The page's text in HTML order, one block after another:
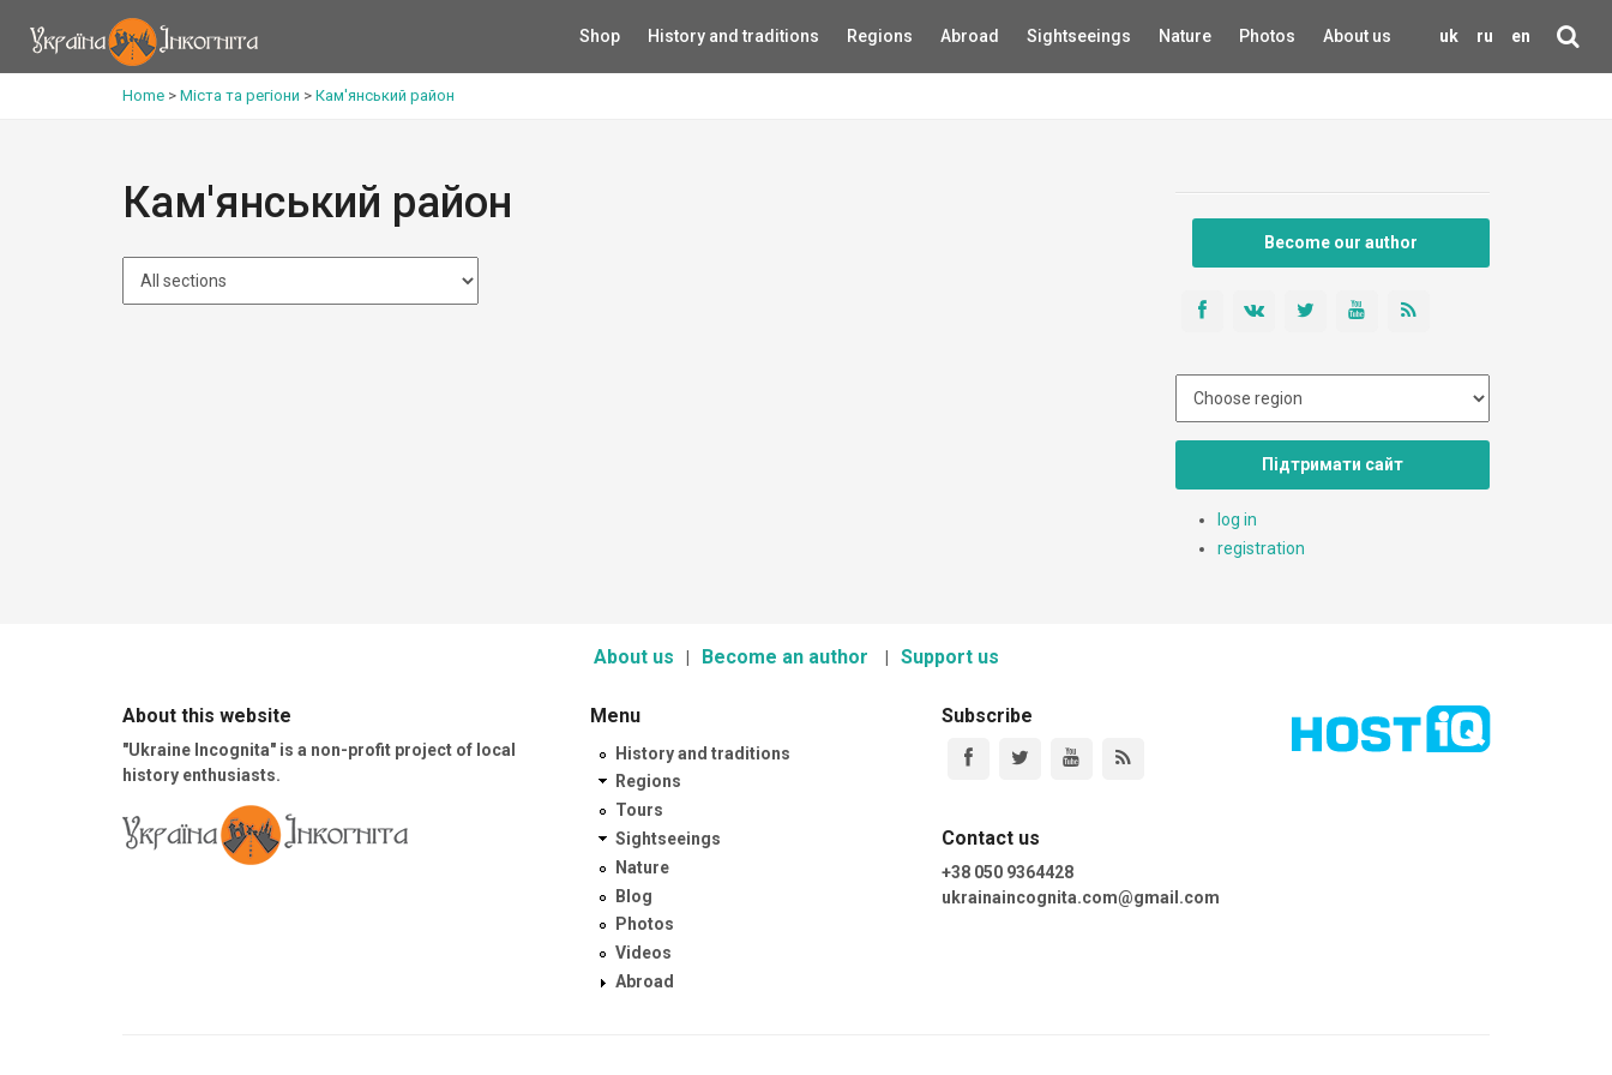
uk ru en
Shop History and traditions Regions Abroad Sightseeings Nature Photos About us
Home > Міста та регіони > Кам'янський район
Кам'янський район
Become our author
Підтримати сайт
log in
registration
About us Become an author Support us
About this website
"Ukraine Incognita" is a non-profit project of local
history enthusiasts.
Menu
History and traditions
Regions
Tours
Sightseeings
Nature
Blog
Photos
Videos
Abroad
Subscribe
Contact us
+38 050 9364428
ukrainaincognita.com@gmail.com